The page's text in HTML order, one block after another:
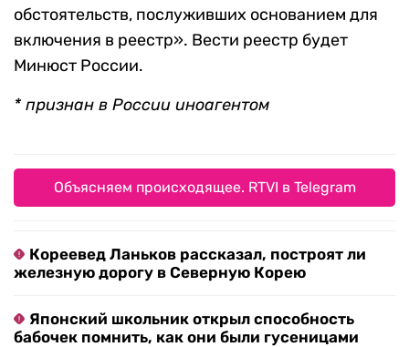
обстоятельств, послуживших основанием для
включения в реестр». Вести реестр будет
Минюст России.
* признан в России иноагентом
Объясняем происходящее. RTVI в Telegram
Кореевед Ланьков рассказал, построят ли
железную дорогу в Северную Корею
Японский школьник открыл способность
бабочек помнить, как они были гусеницами